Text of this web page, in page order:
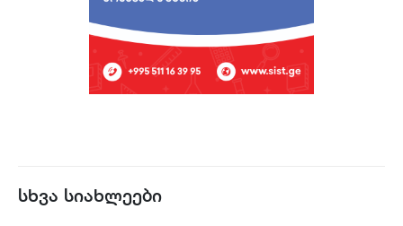
სხვა სიახლეები